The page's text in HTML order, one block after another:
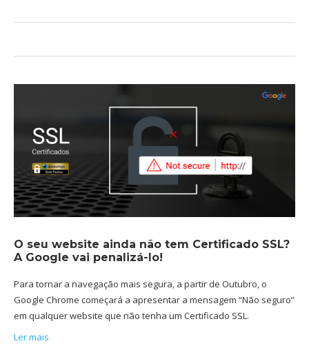
O seu website ainda não tem Certificado SSL?
A Google vai penalizá-lo!
Para tornar a navegação mais segura, a partir de Outubro, o
Google Chrome começará a apresentar a mensagem “Não seguro”
em qualquer website que não tenha um Certificado SSL.
Ler mais